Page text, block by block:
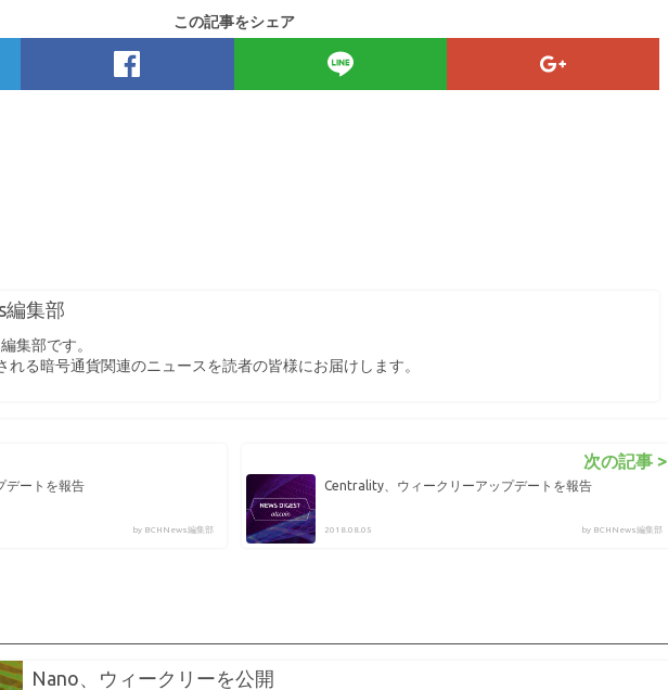
この記事をシェア
編集部
集部です。
れる暗号通貨関連のニュースを読者の皆様にお届けします。
デートを報告
by BCHNews編集部
次の記事 >
Centrality、ウィークリーアップデートを報告
2018.08.05 by BCHNews編集部
Nano、ウィークリーを公開